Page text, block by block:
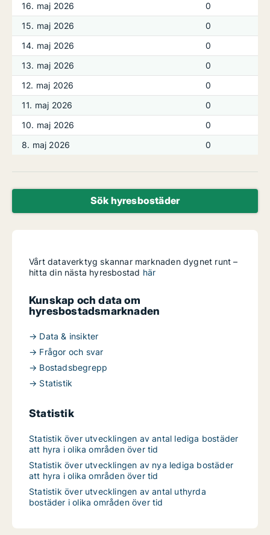
16. maj 2026
0
15. maj 2026
0
14. maj 2026
0
13. maj 2026
0
12. maj 2026
0
11. maj 2026
0
10. maj 2026
0
8. maj 2026
0
Sök hyresbostäder
Vårt dataverktyg skannar marknaden dygnet runt –
hitta din nästa hyresbostad här
Kunskap och data om
hyresbostadsmarknaden
→ Data & insikter
→ Frågor och svar
→ Bostadsbegrepp
→ Statistik
Statistik
Statistik över utvecklingen av antal lediga bostäder
att hyra i olika områden över tid
Statistik över utvecklingen av nya lediga bostäder
att hyra i olika områden över tid
Statistik över utvecklingen av antal uthyrda
bostäder i olika områden över tid